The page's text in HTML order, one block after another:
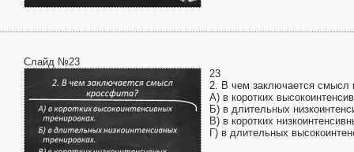
Слайд №23
23
2. В чем заключается смысл
А) в коротких
Б) в длительных
В) в коротких
Г) в длительных